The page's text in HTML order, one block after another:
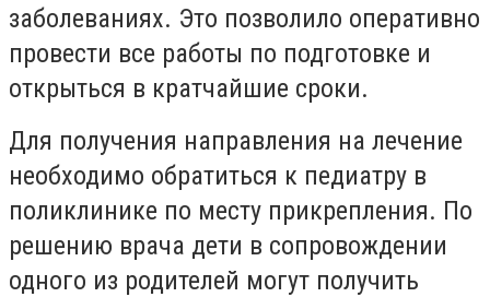
заболеваниях. Это позволило оперативно
провести все работы по подготовке и
открыться в кратчайшие сроки.
Для получения направления на лечение
необходимо обратиться к педиатру в
поликлинике по месту прикрепления. По
решению врача дети в сопровождении
одного из родителей могут получить